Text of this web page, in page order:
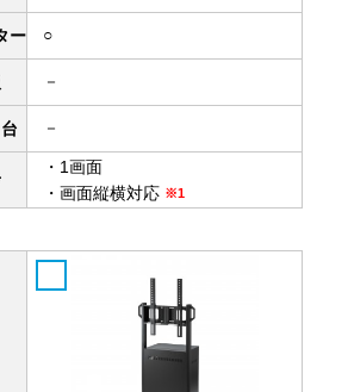
ー ○
－
－
・1画面
・画面縦横対応 ※1